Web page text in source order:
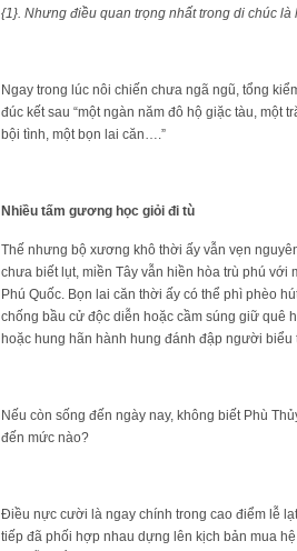
{1}. Nhưng điều quan trọng nhất trong di chúc
Ngay trong lúc nôi chiến chưa ngã ngũ, tổng
đúc kết sau “một ngàn năm đô hộ giặc tàu, một
bội tình, một bọn lai căn….”
Nhiều tấm gương học giỏi đi tù
Thế nhưng bộ xương khô thời ấy vẫn vẹn
chưa biết lụt, miền Tây vẫn hiền hòa trù phú
Phú Quốc. Bọn lai căn thời ấy có thể phì phèo
chống bầu cử độc diễn hoặc cầm súng giữ quê
hoặc hung hãn hành hung đánh đập người
Nếu còn sống đến ngày nay, không biết Phù
đến mức nào?
Điều nực cười là ngay chính trong cao điểm lễ
tiếp đã phối hợp nhau dựng lên kịch bản mua